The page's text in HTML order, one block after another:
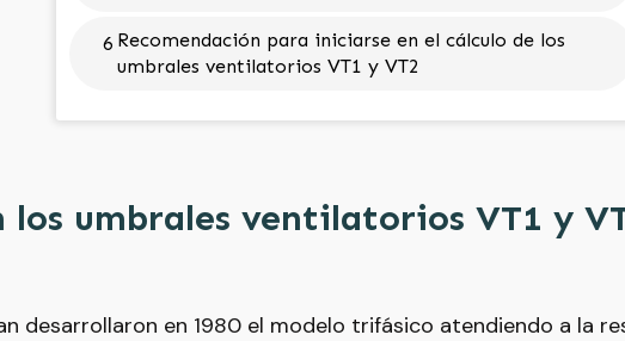
6 Recomendación para iniciarse en el cálculo de los
umbrales ventilatorios VT1 y VT2
los umbrales ventilatorios VT1 y
desarrollaron en 1980 el modelo trifásico atendiendo a la